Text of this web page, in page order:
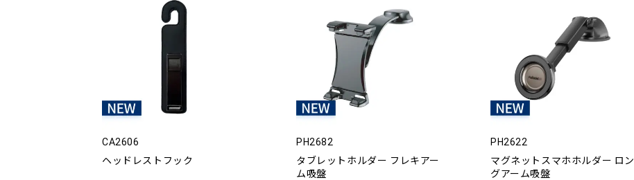
CA2606
ヘッドレストフック
PH2682
タブレットホルダー フレキアー
ム吸盤
PH2622
マグネットスマホホルダー ロン
グアーム吸盤